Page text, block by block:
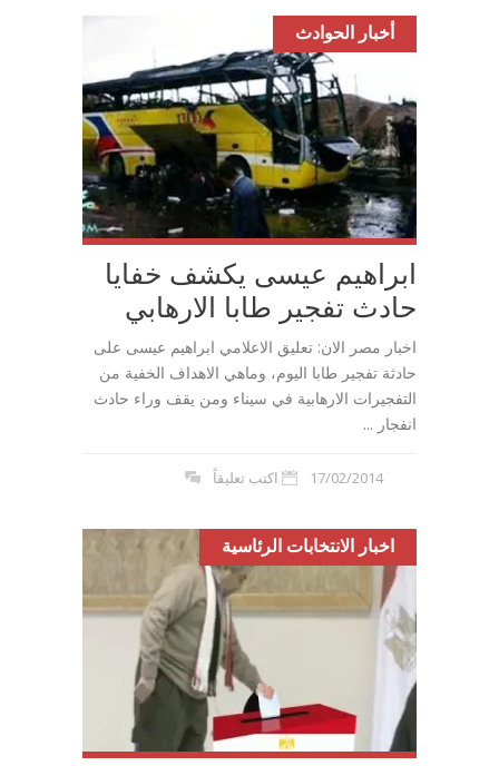
أخبار الحوادث
ابراهيم عيسى يكشف خفايا
حادث تفجير طابا الارهابي
اخبار مصر الان: تعليق الاعلامي ابراهيم عيسى على
حادثة تفجير طابا اليوم، وماهي الاهداف الخفية من
التفجيرات الارهابية في سيناء ومن يقف وراء حادث
انفجار ...
17/02/2014 اكتب تعليقاً
اخبار الانتخابات الرئاسية